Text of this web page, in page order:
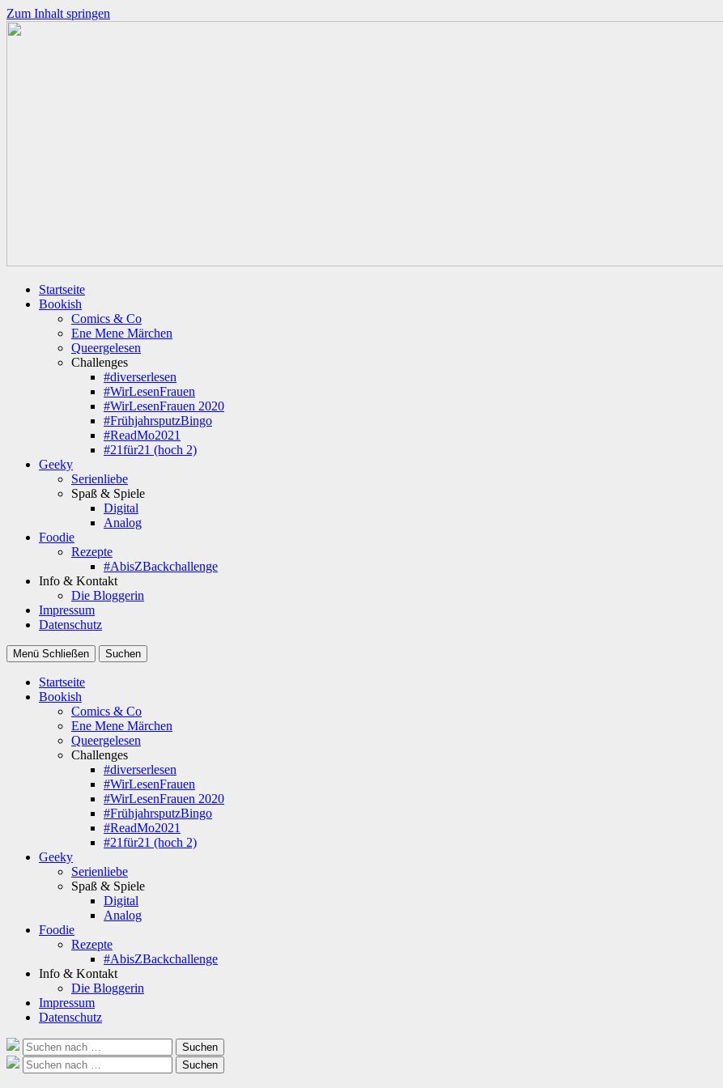
Zum Inhalt springen
Startseite
Bookish
Comics & Co
Ene Mene Märchen
Queergelesen
Challenges
#diverserlesen
#WirLesenFrauen
#WirLesenFrauen 2020
#FrühjahrsputzBingo
#ReadMo2021
#21für21 (hoch 2)
Geeky
Serienliebe
Spaß & Spiele
Digital
Analog
Foodie
Rezepte
#AbisZBackchallenge
Info & Kontakt
Die Bloggerin
Impressum
Datenschutz
Menü Schließen Suchen
Startseite
Bookish
Comics & Co
Ene Mene Märchen
Queergelesen
Challenges
#diverserlesen
#WirLesenFrauen
#WirLesenFrauen 2020
#FrühjahrsputzBingo
#ReadMo2021
#21für21 (hoch 2)
Geeky
Serienliebe
Spaß & Spiele
Digital
Analog
Foodie
Rezepte
#AbisZBackchallenge
Info & Kontakt
Die Bloggerin
Impressum
Datenschutz
Suche
nach:
Suchen
Suche
nach:
Suchen